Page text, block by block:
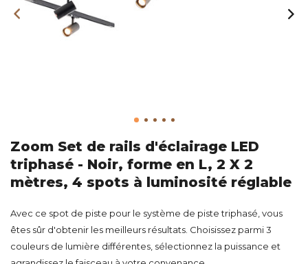
Zoom Set de rails d'éclairage LED
triphasé - Noir, forme en L, 2 X 2
mètres, 4 spots à luminosité réglable
Avec ce spot de piste pour le système de piste triphasé, vous
êtes sûr d'obtenir les meilleurs résultats. Choisissez parmi 3
couleurs de lumière différentes, sélectionnez la puissance et